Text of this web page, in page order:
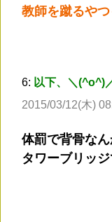
教師を蹴るや
6: 以下、＼(^o^)
2015/03/12(木)
体罰で背骨な
タワーブリッ